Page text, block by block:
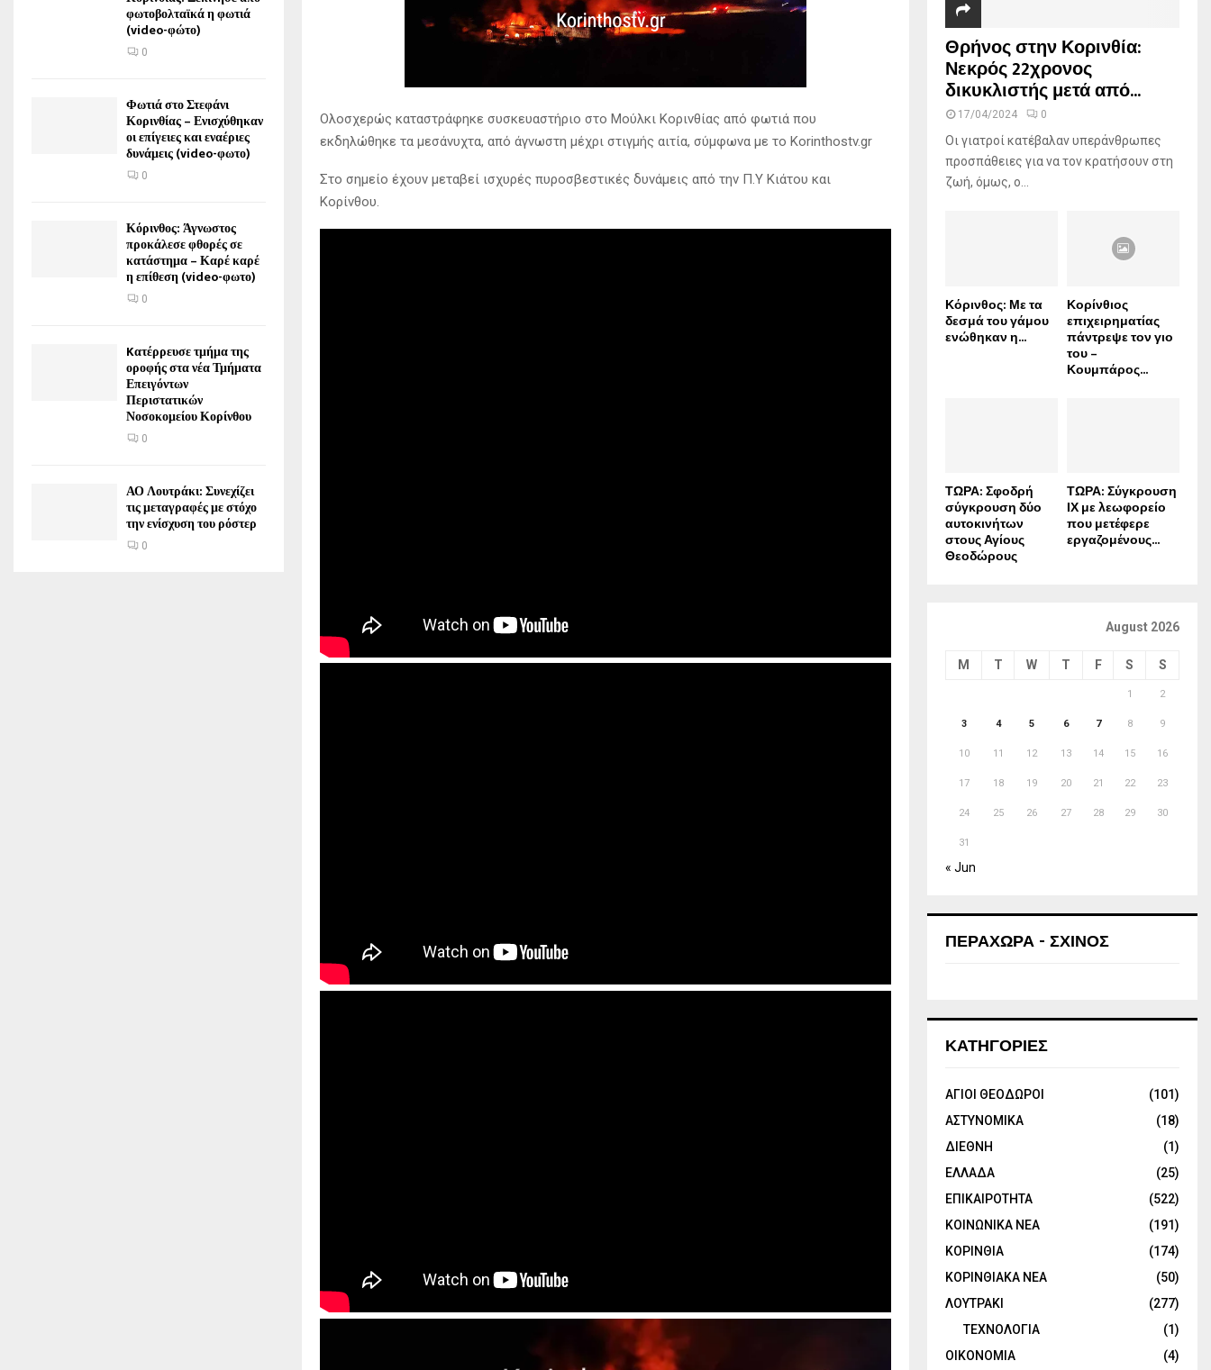
Ολοσχερώς καταστράφηκε συσκευαστήριο στο Μούλκι Κορινθίας από φωτιά που
εκδηλώθηκε τα μεσάνυχτα, από άγνωστη μέχρι στιγμής αιτία, σύμφωνα με το Korinthostv.gr
Στο σημείο έχουν μεταβεί ισχυρές πυροσβεστικές δυνάμεις από την Π.Υ Κιάτου και
Κορίνθου.
φωτοβολταϊκά η φωτιά
(video-φώτο)
0
Φωτιά στο Στεφάνι
Κορινθίας – Ενισχύθηκαν
οι επίγειες και εναέριες
δυνάμεις (video-φωτο)
0
Κόρινθος: Άγνωστος
προκάλεσε φθορές σε
κατάστημα – Καρέ καρέ
η επίθεση (video-φωτο)
0
Kατέρρευσε τμήμα της
οροφής στα νέα Τμήματα
Επειγόντων
Περιστατικών
Νοσοκομείου Κορίνθου
0
ΑΟ Λουτράκι: Συνεχίζει
τις μεταγραφές με στόχο
την ενίσχυση του ρόστερ
0
Θρήνος στην Κορινθία:
Νεκρός 22χρονος
δικυκλιστής μετά από...
17/04/2024 0
Οι γιατροί κατέβαλαν υπεράνθρωπες
προσπάθειες για να τον κρατήσουν στη
ζωή, όμως, ο...
Κόρινθος: Με τα
δεσμά του γάμου
ενώθηκαν η...
Κορίνθιος
επιχειρηματίας
πάντρεψε τον γιο
του –
Κουμπάρος...
ΤΩΡΑ: Σφοδρή
σύγκρουση δύο
αυτοκινήτων
στους Αγίους
Θεοδώρους
ΤΩΡΑ: Σύγκρουση
ΙΧ με λεωφορείο
που μετέφερε
εργαζομένους...
August 2026
M T W T F S S
1 2
3 4 5 6 7 8 9
10 11 12 13 14 15 16
17 18 19 20 21 22 23
24 25 26 27 28 29 30
31
« Jun
ΠΕΡΑΧΩΡΑ - ΣΧΙΝΟΣ
ΚΑΤΗΓΟΡΙΕΣ
ΑΓΙΟΙ ΘΕΟΔΩΡΟΙ
(101)
ΑΣΤΥΝΟΜΙΚΑ
(18)
ΔΙΕΘΝΗ
(1)
ΕΛΛΑΔΑ
(25)
ΕΠΙΚΑΙΡΟΤΗΤΑ
(522)
ΚΟΙΝΩΝΙΚΑ ΝΕΑ
(191)
ΚΟΡΙΝΘΙΑ
(174)
ΚΟΡΙΝΘΙΑΚΑ ΝΕΑ
(50)
ΛΟΥΤΡΑΚΙ
(277)
ΤΕΧΝΟΛΟΓΙΑ
(1)
ΟΙΚΟΝΟΜΙΑ
(4)